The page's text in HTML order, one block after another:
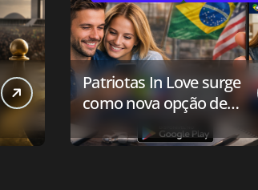
Patriotas In Love surge
como nova opção de
aplicativo de
relacionamento para o